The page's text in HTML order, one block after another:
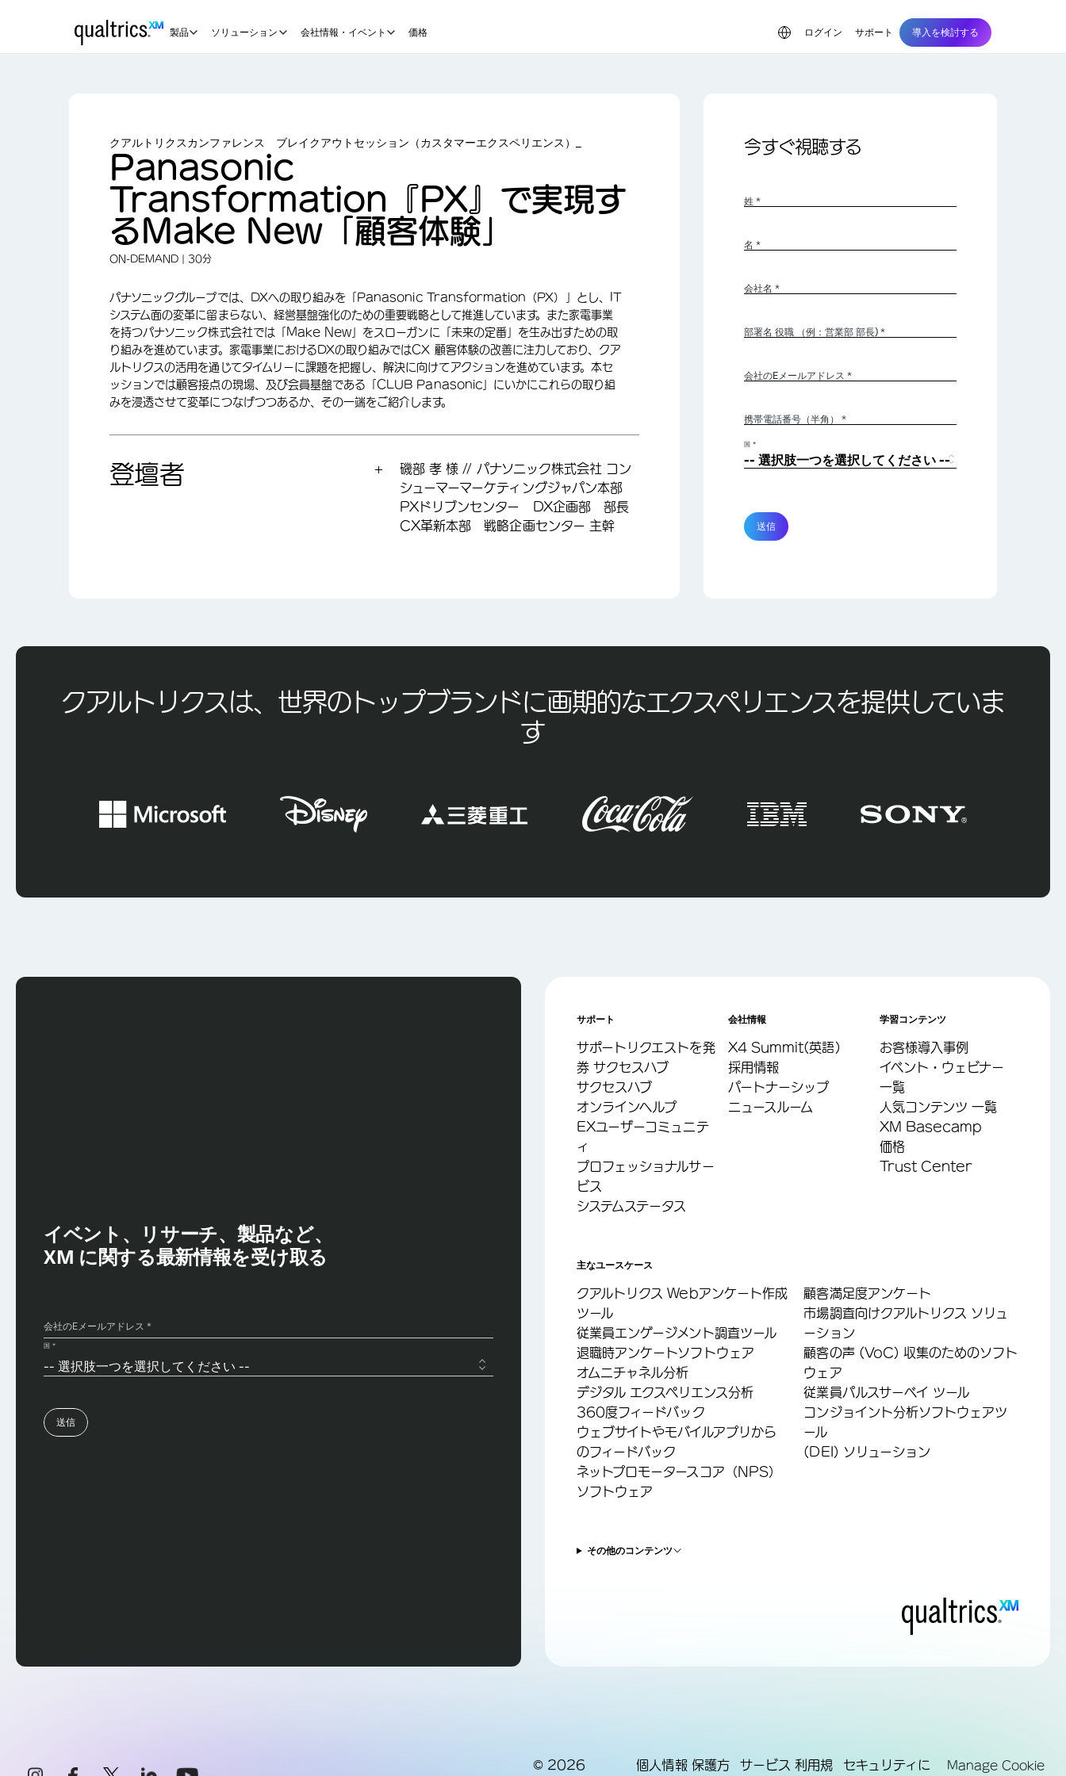
製品 ソリューション 会社情報・イベント 価格 ログイン サポート 導入を検討する
クアルトリクスカンファレンス ブレイクアウトセッション（カスタマーエクスペリエンス）_
Panasonic
Transformation『PX』で実現す
るMake New「顧客体験」
ON-DEMAND | 30分
パナソニックグループでは、DXへの取り組みを「Panasonic Transformation（PX）」とし、IT
システム面の変革に留まらない、経営基盤強化のための重要戦略として推進しています。また家電事業
を持つパナソニック株式会社では「Make New」をスローガンに「未来の定番」を生み出すための取
り組みを進めています。家電事業におけるDXの取り組みではCX 顧客体験の改善に注力しており、クア
ルトリクスの活用を通じてタイムリーに課題を把握し、解決に向けてアクションを進めています。本セ
ッションでは顧客接点の現場、及び会員基盤である「CLUB Panasonic」にいかにこれらの取り組
みを浸透させて変革につなげつつあるか、その一端をご紹介します。
登壇者
磯部 孝 様 // パナソニック株式会社 コン
シューマーマーケティングジャパン本部
PXドリブンセンター DX企画部 部長
CX革新本部 戦略企画センター 主幹
今すぐ視聴する
姓 *
名 *
会社名 *
部署名 役職 （例：営業部 部長) *
会社のEメールアドレス *
携帯電話番号（半角） *
国 *
送信
クアルトリクスは、世界のトップブランドに画期的なエクスペリエンスを提供していま
す
サポート
サポートリクエストを発
券 サクセスハブ
サクセスハブ
オンラインヘルプ
EXユーザーコミュニテ
ィ
プロフェッショナルサー
ビス
システムステータス
会社情報
X4 Summit(英語)
採用情報
パートナーシップ
ニュースルーム
学習コンテンツ
お客様導入事例
イベント・ウェビナー
一覧
人気コンテンツ 一覧
XM Basecamp
価格
Trust Center
主なユースケース
クアルトリクス Webアンケート作成
ツール
従業員エンゲージメント調査ツール
退職時アンケートソフトウェア
オムニチャネル分析
デジタル エクスペリエンス分析
360度フィードバック
ウェブサイトやモバイルアプリから
のフィードバック
ネットプロモータースコア（NPS）
ソフトウェア
顧客満足度アンケート
市場調査向けクアルトリクス ソリュ
ーション
顧客の声 (VoC) 収集のためのソフト
ウェア
従業員パルスサーベイ ツール
コンジョイント分析ソフトウェアツ
ール
(DEI) ソリューション
その他のコンテンツ
© 2026 個人情報 保護方 サービス 利用規 セキュリティに Manage Cookie